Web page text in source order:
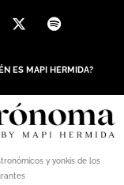
ES MAPI HERMIDA?
y yonkis de los